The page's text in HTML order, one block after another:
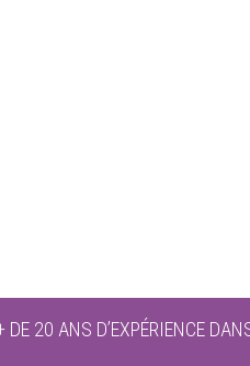
DE 20 ANS D’EXPÉRIENCE